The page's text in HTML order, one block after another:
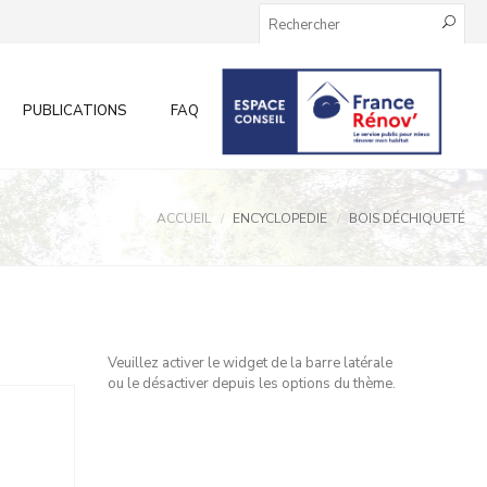
PUBLICATIONS FAQ INFOS AUX PARTICULIERS
ACCUEIL ENCYCLOPEDIE BOIS DÉCHIQUETÉ
Veuillez activer le widget de la barre latérale
ou le désactiver depuis les options du thème.